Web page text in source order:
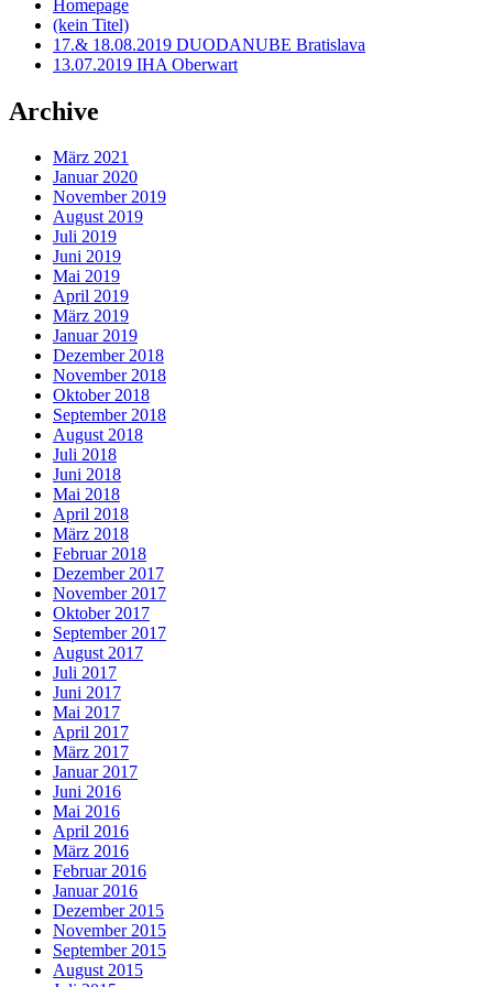
Homepage
(kein Titel)
17.& 18.08.2019 DUODANUBE Bratislava
13.07.2019 IHA Oberwart
Archive
März 2021
Januar 2020
November 2019
August 2019
Juli 2019
Juni 2019
Mai 2019
April 2019
März 2019
Januar 2019
Dezember 2018
November 2018
Oktober 2018
September 2018
August 2018
Juli 2018
Juni 2018
Mai 2018
April 2018
März 2018
Februar 2018
Dezember 2017
November 2017
Oktober 2017
September 2017
August 2017
Juli 2017
Juni 2017
Mai 2017
April 2017
März 2017
Januar 2017
Juni 2016
Mai 2016
April 2016
März 2016
Februar 2016
Januar 2016
Dezember 2015
November 2015
September 2015
August 2015